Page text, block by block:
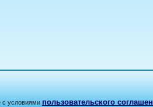
с условиями пользовательского